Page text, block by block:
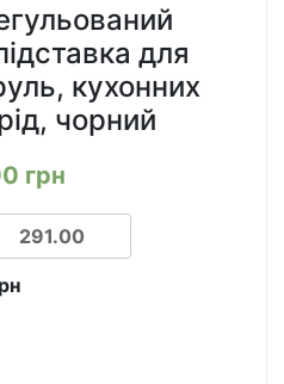
для
кухонних
чорний
грн